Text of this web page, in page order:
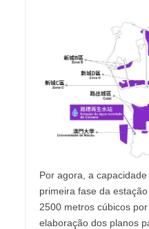
Por agora, a
primeira fase da
2500 metros cúbicos
elaboração dos planos